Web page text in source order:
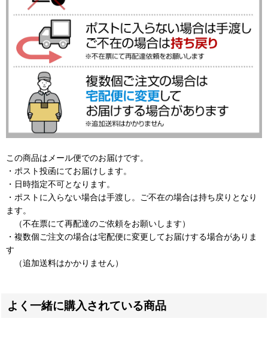
この商品はメール便でのお届けです。
・ポスト投函にてお届けします。
・日時指定不可となります。
・ポストに入らない場合は手渡し。ご不在の場合は持ち戻りとなり
ます。
（不在票にて再配達のご依頼をお願いします）
・複数個ご注文の場合は宅配便に変更してお届けする場合がありま
す
（追加送料はかかりません）
よく一緒に購入されている商品